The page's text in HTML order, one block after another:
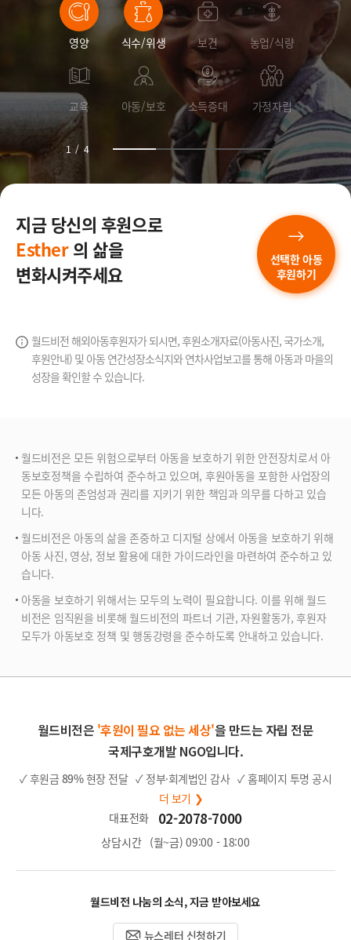
영양 식수/위생 보건 농업/식량
교육 아동/보호 소득증대 가정자립
1 / 4
지금 당신의 후원으로
Esther의 삶을
변화시켜주세요
월드비전 해외아동후원자가 되시면, 후원소개자료(아동사진, 국가소개,
후원안내) 및 아동 연간성장소식지와연차사업보고를 통해 아동과 마을의
성장을 확인할 수 있습니다.
선택한 아동
후원하기
월드비전은 모든 위험으로부터 아동을 보호하기 위한 안전장치로서 아
동보호정책을 수립하여 준수하고 있으며, 후원아동을 포함한 사업장의
모든 아동의 존엄성과 권리를 지키기 위한 책임과 의무를 다하고 있습
니다.
월드비전은 아동의 삶을 존중하고 디지털 상에서 아동을 보호하기 위해
아동 사진, 영상, 정보 활용에 대한 가이드라인을 마련하여 준수하고 있
습니다.
아동을 보호하기 위해서는 모두의 노력이 필요합니다. 이를 위해 월드
비전은 임직원을 비롯해 월드비전의 파트너 기관, 자원활동가, 후원자
모두가 아동보호 정책 및 행동강령을 준수하도록 안내하고 있습니다.
월드비전은 '후원이 필요 없는 세상'을 만드는 자립 전문
국제구호개발 NGO입니다.
✓ 후원금 89%현장 전달 ✓ 정부·회계법인 감사 ✓ 홈페이지 투명 공시
더 보기 ❯
대표전화
02-2078-7000
상담시간 (월~금) 09:00 - 18:00
월드비전 나눔의 소식, 지금 받아보세요
뉴스레터 신청하기